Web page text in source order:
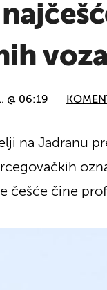
@ 06:19
na Jadranu
češće čine